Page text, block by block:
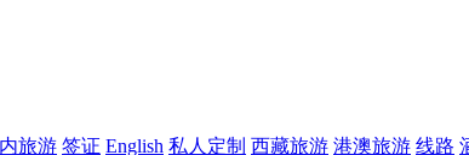
旅游 签证 English 私人定制 西藏旅游 港澳旅游 线路